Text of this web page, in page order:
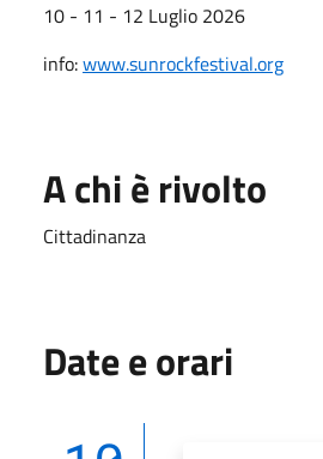
10 - 11 - 12 Luglio 2026
info:www.sunrockfestival.org
A chi è rivolto
Cittadinanza
Date e orari